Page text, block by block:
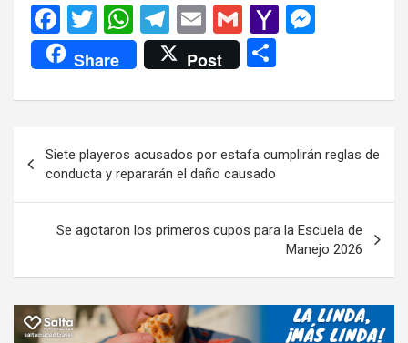
F
a
ce
b
o
k
T
wi
tt
er
W
h
at
s
p
p
T
el
e
gr
m
E
m
ail
G
m
ail
Y
o
M
ail
n
er
Share Post
m
ar
tir
de
entradas
Siete playeros acusados por estafa cumplirán reglas de
conducta y repararán el daño causado
Se agotaron los primeros cupos para la Escuela de
Manejo 2026